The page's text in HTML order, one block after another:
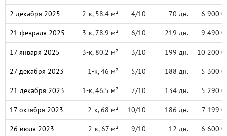
2 декабря 2025 2-к, 58.4 м² 4/10 70 дн. 6 900
21 февраля 2025 3-к, 78.9 м² 6/10 219 дн. 9 490
17 января 2025 3-к, 80.2 м² 3/10 199 дн. 10 200
27 декабря 2023 1-к, 46 м² 5/10 188 дн. 5 300
21 декабря 2023 1-к, 46.5 м² 7/10 134 дн. 5 290
17 октября 2023 2-к, 68 м² 10/10 186 дн. 7 199
26 июля 2023 2-к, 67 м² 9/10 12 дн. 6 600